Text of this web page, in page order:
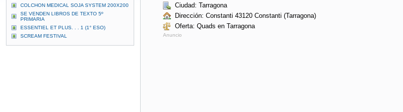
Ciudad: Tarragona
Dirección: Constanti 43120 Constanti (Tarragona)
Oferta: Quads en Tarragona
Anuncio
COLCHON MEDICAL SOJA SYSTEM 200X200
SE VENDEN LIBROS DE TEXTO 5º
PRIMARIA
ESSENTIEL ET PLUS. . . 1 (1° ESO)
SCREAM FESTIVAL